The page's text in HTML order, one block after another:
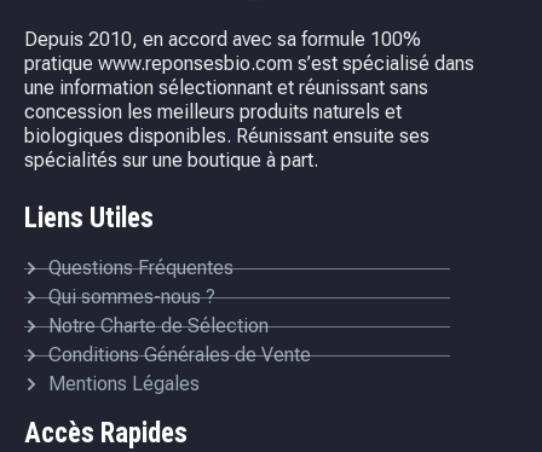
Depuis 2010, en accord avec sa formule 100%
pratique www.reponsesbio.com s’est spécialisé dans
une information sélectionnant et réunissant sans
concession les meilleurs produits naturels et
biologiques disponibles. Réunissant ensuite ses
spécialités sur une boutique à part.
Liens Utiles
Questions Fréquentes
Qui sommes-nous ?
Notre Charte de Sélection
Conditions Générales de Vente
Mentions Légales
Accès Rapides